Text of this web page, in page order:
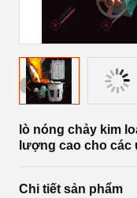
lò nóng chảy kim
lượng cao cho các
Chi tiết sản phẩm